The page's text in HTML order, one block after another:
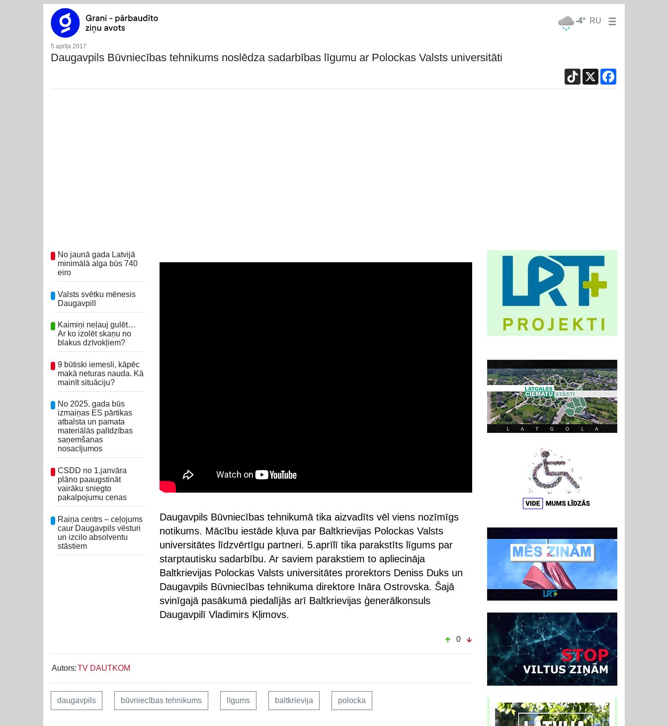
-4° RU
5 aprīļa 2017
Daugavpils Būvniecības tehnikums noslēdza sadarbības līgumu ar Polockas Valsts universitāti
TikTok
X
No jaunā gada Latvijā
minimālā alga būs 740
eiro
Valsts svētku mēnesis
Daugavpilī
Kaimiņi neļauj gulēt…
Ar ko izolēt skaņu no
blakus dzīvokļiem?
9 būtiski iemesli, kāpēc
makā neturas nauda. Kā
mainīt situāciju?
No 2025. gada būs
izmaiņas ES pārtikas
atbalsta un pamata
materiālās palīdzības
saņemšanas
nosacījumos
CSDD no 1.janvāra
plāno paaugstināt
vairāku sniegto
pakalpojumu cenas
Raiņa centrs – ceļojums
caur Daugavpils vēsturi
un izcilo absolventu
stāstiem
Daugavpils Būvniecības tehnikumā tika aizvadīts vēl viens nozīmīgs
notikums. Mācību iestāde kļuva par Baltkrievijas Polockas Valsts
universitātes līdzvērtīgu partneri. 5.aprīlī tika parakstīts līgums par
starptautisku sadarbību. Ar saviem parakstiem to apliecināja
Baltkrievijas Polockas Valsts universitātes prorektors Deniss Duks un
Daugavpils Būvniecības tehnikuma direktore Ināra Ostrovska. Šajā
svinīgajā pasākumā piedalījās arī Baltkrievijas ģenerālkonsuls
Daugavpilī Vladimirs Kļimovs.
0
Autors:TV DAUTKOM
daugavpils būvniecības tehnikums līgums baltkrievija polocka